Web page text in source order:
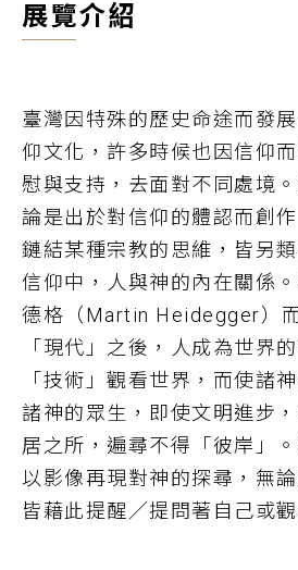
展覽介紹
臺灣因特殊的歷史命途而發
仰文化，許多時候也因信仰
慰與支持，去面對不同處境
論是出於對信仰的體認而創
鏈結某種宗教的思維，皆另
信仰中，人與神的內在關係
德格（Martin Heidegger）
「現代」之後，人成為世界
「技術」觀看世界，而使諸
諸神的眾生，即使文明進步
居之所，遍尋不得「彼岸」
以影像再現對神的探尋，無
皆藉此提醒／提問著自己或觀